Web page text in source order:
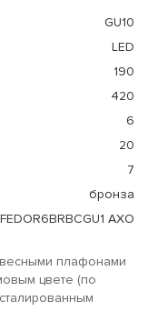
GU10
LED
190
420
6
20
7
бронза
AXO
плафонами
цвете (по